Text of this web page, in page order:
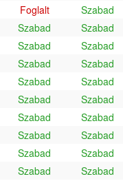
Foglalt
Szabad
Szabad
Szabad
Szabad
Szabad
Szabad
Szabad
Szabad
Szabad
Szabad
Szabad
Szabad
Szabad
Szabad
Szabad
Szabad
Szabad
Szabad
Szabad